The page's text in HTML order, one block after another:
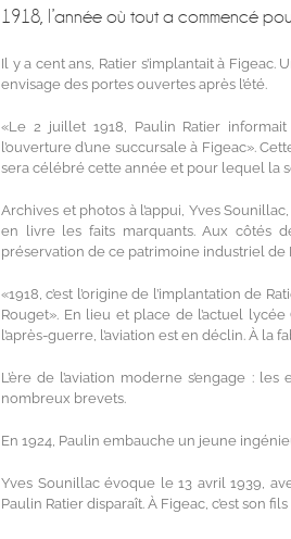
1918, l’année où tout a commencé
Il y a cent ans, Ratier s’implantait à
envisage des portes ouvertes après l’été.
«Le 2 juillet 1918, Paulin Ratier
l’ouverture d’une succursale à Figeac».
sera célébré cette année et pour lequel la
Archives et photos à l’appui, Yves
en livre les faits marquants. Aux côtés
préservation de ce patrimoine industriel de
«1918, c’est l’origine de l’implantation de
Rouget». En lieu et place de l’actuel
l’après-guerre, l’aviation est en déclin. À la
L’ère de l’aviation moderne s’engage :
nombreux brevets.
En 1924, Paulin embauche un jeune
Yves Sounillac évoque le 13 avril 1939,
Paulin Ratier disparaît. À Figeac, c’est son